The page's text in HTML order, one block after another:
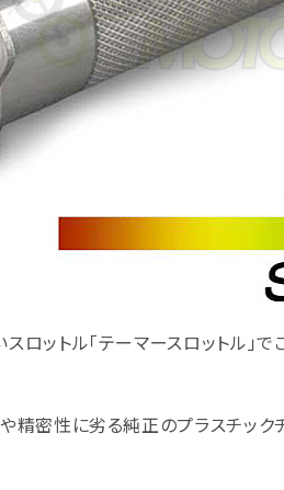
ットル「テーマースロットル」で
精密性に劣る純正のプラスチック